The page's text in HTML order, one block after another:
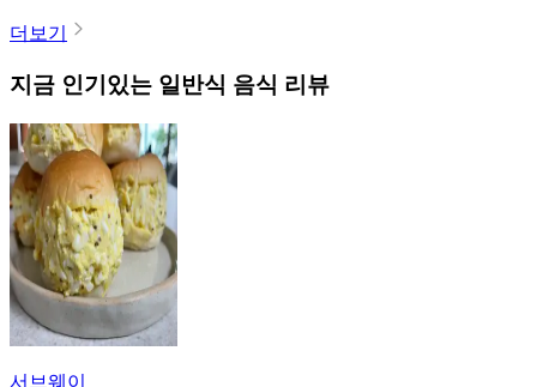
더보기
지금 인기있는 일반식 음식 리뷰
서브웨이